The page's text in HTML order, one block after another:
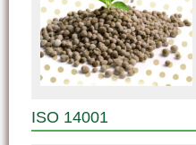
ISO 14001